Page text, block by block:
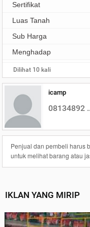
Sertifikat
Luas Tanah
Sub Harga
Menghadap
Dilihat 10 kali
icamp
08134892 ..
Penjual dan pembeli harus
untuk melihat barang atau
IKLAN YANG MIRIP